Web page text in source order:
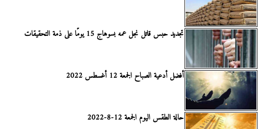
تجديد حبس قاتل نجل عمه بسوهاج 15 يومًا على ذمة التحقيقات
أفضل أدعية الصباح الجمعة 12 أغسطس 2022
حالة الطقس اليوم الجمعة 12-8-2022